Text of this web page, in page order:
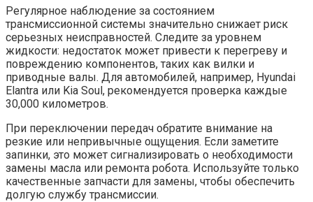
Регулярное наблюдение за состоянием
трансмиссионной системы значительно снижает риск
серьезных неисправностей. Следите за уровнем
жидкости: недостаток может привести к перегреву и
повреждению компонентов, таких как вилки и
приводные валы. Для автомобилей, например, Hyundai
Elantra или Kia Soul, рекомендуется проверка каждые
30,000 километров.
При переключении передач обратите внимание на
резкие или непривычные ощущения. Если заметите
запинки, это может сигнализировать о необходимости
замены масла или ремонта робота. Используйте только
качественные запчасти для замены, чтобы обеспечить
долгую службу трансмиссии.